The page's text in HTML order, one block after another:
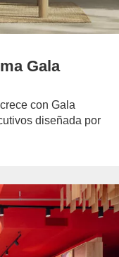
Gala
con Gala
diseñada por